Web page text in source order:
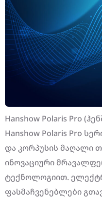
Hanshow Polaris Pro
Hanshow Polaris Pro
და კორპუსის მაღალი
ინოვაციური
ტექნოლოგიით.
ფასმაჩვენებლები